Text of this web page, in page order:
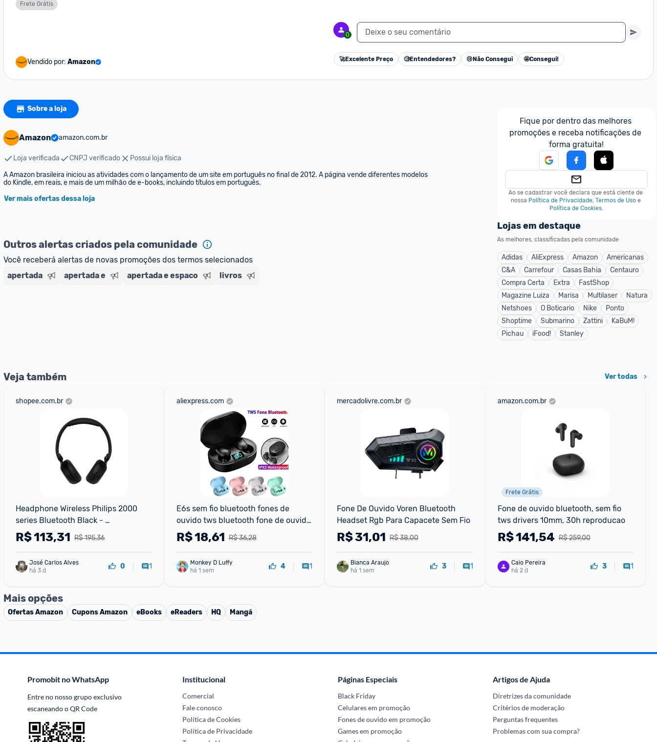
Frete Grátis
Vendido por: Amazon
0 Deixe o seu comentário
🚀Excelente Preço 🧐Entendedores? 😢 Não Consegui 🤩Consegui!
Sobre a loja
Amazon amazon.com.br
Loja verificada CNPJ verificado
Possui loja física
A Amazon brasileira iniciou as atividades com o lançamento de um site em português no final de 2012. A página vende diferentes modelos
do Kindle, em reais, e mais de um milhão de e-books, incluindo títulos em português.
Ver mais ofertas dessa loja
Outros alertas criados pela comunidade
Você receberá alertas de novas promoções dos termos selecionados
apertada
apertada e apertada e espaco livros
Fique por dentro das melhores
promoções e receba notificações de
forma gratuita!
Ao se cadastrar você declara que está ciente de
nossa Política de Privacidade, Termos de Uso e
Política de Cookies.
Lojas em destaque
As melhores, classificadas pela comunidade
Adidas AliExpress Amazon
Americanas
C&A
Carrefour Casas Bahia
Centauro
Compra Certa
Extra
FastShop
Magazine Luiza
Marisa Multilaser
Natura
Netshoes
O Boticario Nike
Ponto
Shoptime
Submarino Zattini
KaBuM!
Pichau
iFood! Stanley
Veja também Ver todas
shopee.com.br
Headphone Wireless Philips 2000
series Bluetooth Black -
TAH2209BK55
R$ 195,36
R$113,31
José Carlos Alves
há 3 d
0 1
aliexpress.com
E6s sem fio bluetooth fones de
ouvido tws bluetooth fone de ouvido
sem fio com cancelamento de ruído
R$ 36,28
R$18,61
Monkey D Luffy
há 1 sem
4 1
mercadolivre.com.br
Fone De Ouvido Voren Bluetooth
Headset Rgb Para Capacete Sem Fio
R$ 38,00
R$31,01
Bianca Araujo
há 1 sem
3 1
amazon.com.br
Frete Grátis
Fone de ouvido bluetooth, sem fio
tws drivers 10mm, 30h reproducao
R$ 259,00
R$141,54
Caio Pereira
há 2 d
3 1
Mais opções
OfertasAmazon CuponsAmazon eBooks eReaders HQ Mangá
Promobit no WhatsApp
Entre no nosso grupo exclusivo
escaneando o QR Code
Institucional
Comercial
Fale conosco
Política de Cookies
Política de Privacidade
Páginas Especiais
Black Friday
Celulares em promoção
Fones de ouvido em promoção
Games em promoção
Artigos de Ajuda
Diretrizes da comunidade
Critérios de moderação
Perguntas frequentes
Problemas com sua compra?